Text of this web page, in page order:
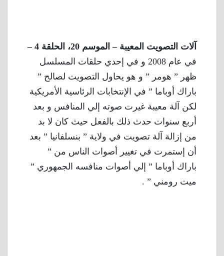
آلات التصويت المعيبة – الموسم 20، الحلقة 4 –
في عام 2008 و في إحدي حلقات المسلسل
ظهر ” هومر ” و هو يحاول التصويت لصالح ”
باراك أوباما ” في الإنتخابات الرئاسية الأمريكية
لكن آلة معيبة غيرت صوته إلي المنافس و بعد
أربع سنوات حدث ذلك بالفعل حيث كان لا بد
من إزالة آلة تصويت في ولاية ” بنسلفانيا ” بعد
أن إستمرت في تغيير أصوات الناس من ”
باراك أوباما ” إلي أصوات منافسه الجمهوري ”
ميت رومني ” .